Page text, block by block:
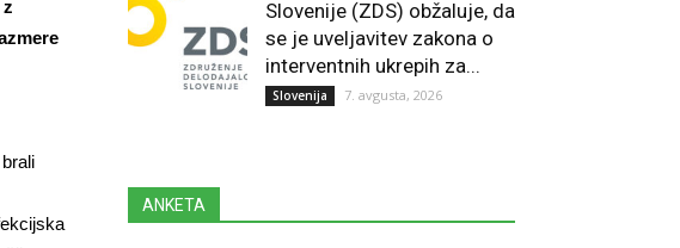
Slovenije (ZDS) obžaluje, da
se je uveljavitev zakona o
interventnih ukrepih za...
Slovenija 7. avgusta, 2026
ANKETA